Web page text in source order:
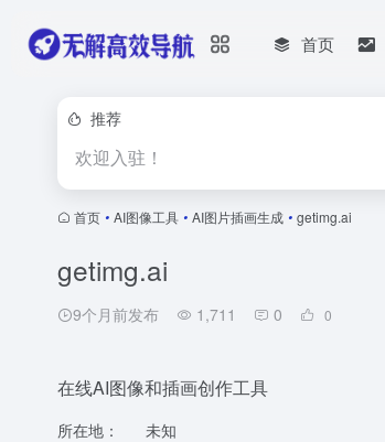
首页
推荐
欢迎入驻！
首页 • AI图像工具 • AI图片插画生成 • getimg.ai
getimg.ai
9个月前发布 1,711 0 0
在线AI图像和插画创作工具
所在地：
未知